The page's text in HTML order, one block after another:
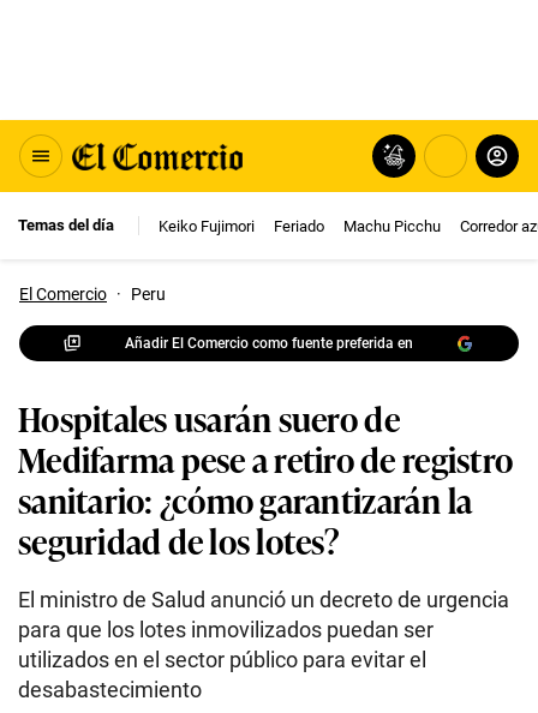
Temas del día Keiko Fujimori Feriado Machu Picchu Corredor
El Comercio · Peru
Añadir El Comercio como fuente preferida en
Hospitales usarán suero de
Medifarma pese a retiro de registro
sanitario: ¿cómo garantizarán la
seguridad de los lotes?
El ministro de Salud anunció un decreto de urgencia
para que los lotes inmovilizados puedan ser
utilizados en el sector público para evitar el
desabastecimiento